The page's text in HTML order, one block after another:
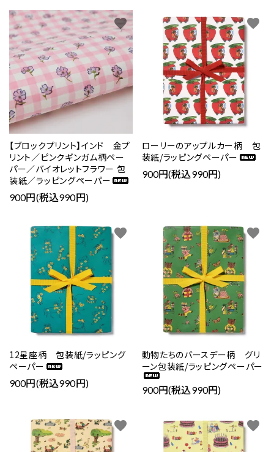
【ブロックプリント】インド 金プ
リント／ピンクギンガム柄ペー
パー／バイオレットフラワー 包
装紙／ラッピングペーパー
900円(税込990円)
favorite
ローリーのアップルカー柄 包
装紙/ラッピングペーパー
900円(税込990円)
favorite
12星座柄 包装紙/ラッピング
ペーパー
900円(税込990円)
favorite
動物たちのバースデー柄 グリ
ーン包装紙/ラッピングペーパー
900円(税込990円)
favorite
favorite favorite